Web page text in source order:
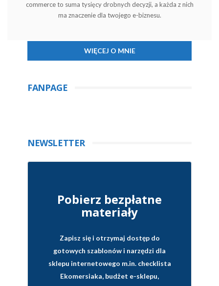
commerce to suma tysięcy drobnych decyzji, a każda z nich
ma znaczenie dla twojego e-biznesu.
WIĘCEJ O MNIE
FANPAGE
NEWSLETTER
Pobierz bezpłatne
materiały
Zapisz się i otrzymaj dostęp do
gotowych szablonów i narzędzi dla
sklepu internetowego m.in. checklista
Ekomersiaka, budżet e-sklepu,